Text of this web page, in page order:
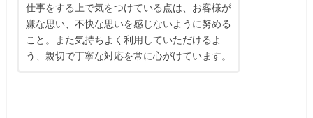
仕事をする上で気をつけている点は、お客様が
嫌な思い、不快な思いを感じないように努める
こと。また気持ちよく利用していただけるよ
う、親切で丁寧な対応を常に心がけています。